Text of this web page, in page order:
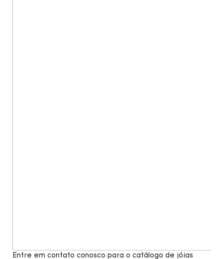
Entre em contato conosco para o catálogo de jóias